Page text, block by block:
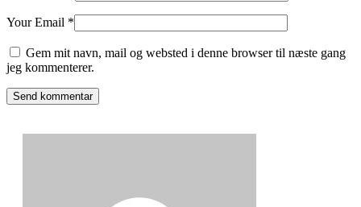
Your Email *
Gem mit navn, mail og websted i denne browser til næste gang
jeg kommenterer.
Send kommentar